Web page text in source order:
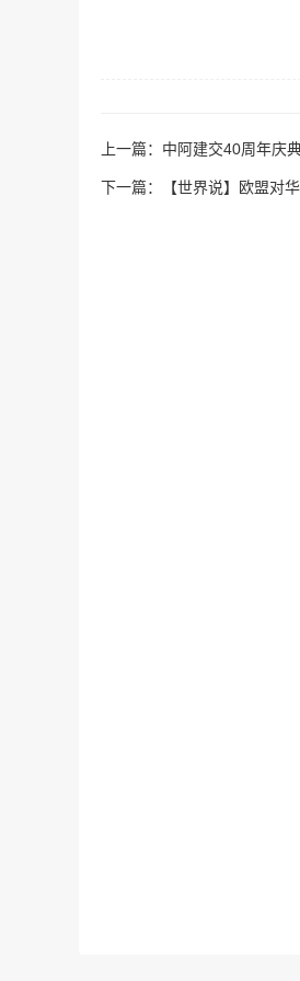
上一篇： 中阿建交40周年庆
下一篇： 【世界说】欧盟对